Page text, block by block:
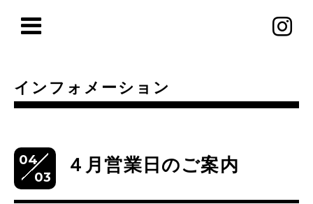
インフォメーション
04
03
４月営業日のご案内